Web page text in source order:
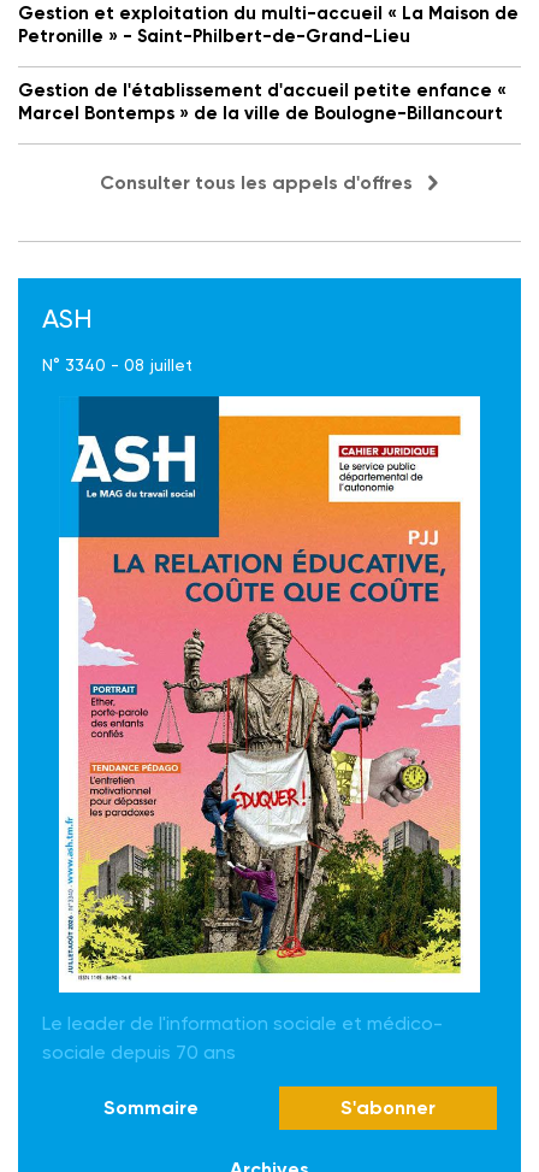
Gestion et exploitation du multi-accueil « La Maison de
Petronille » - Saint-Philbert-de-Grand-Lieu
Gestion de l'établissement d'accueil petite enfance «
Marcel Bontemps » de la ville de Boulogne-Billancourt
Consulter tous les appels d'offres
ASH
N° 3340 - 08 juillet
Le leader de l'information sociale et médico-
sociale depuis 70 ans
Sommaire S'abonner